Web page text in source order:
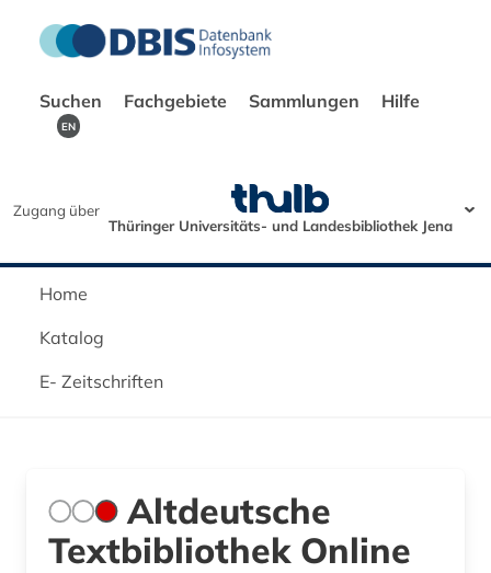
Suchen Fachgebiete Sammlungen Hilfe
EN
Zugang über
Thüringer Universitäts- und Landesbibliothek Jena
Home
Katalog
E- Zeitschriften
Altdeutsche
Textbibliothek Online